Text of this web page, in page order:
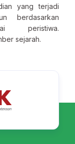
yang terjadi
berdasarkan
peristiwa.
sejarah.